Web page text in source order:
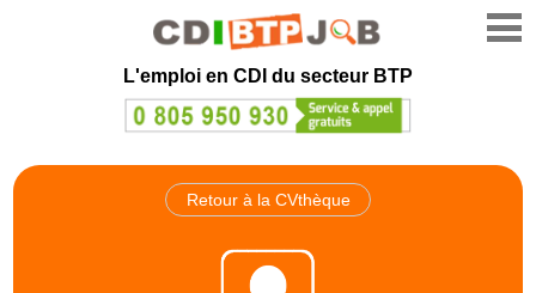
L'emploi en CDI du secteur BTP
Retour à la CVthèque